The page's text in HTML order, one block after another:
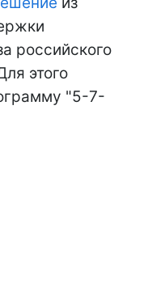
российского
этого
"5-7-